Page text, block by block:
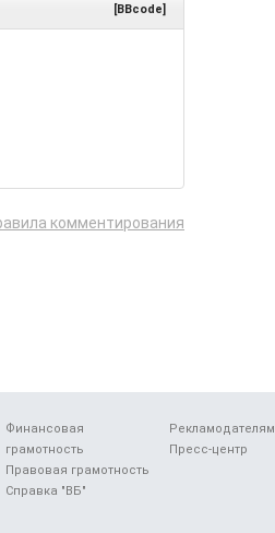
[BBcode]
комментирования
Финансовая
грамотность
Правовая грамотность
Справка "ВБ"
Рекламодателям
Пресс-центр